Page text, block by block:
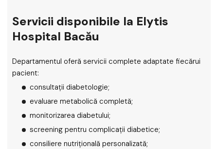
Servicii disponibile la Elytis
Hospital Bacău
Departamentul oferă servicii complete adaptate fiecărui
pacient:
consultații diabetologie;
evaluare metabolică completă;
monitorizarea diabetului;
screening pentru complicații diabetice;
consiliere nutrițională personalizată;